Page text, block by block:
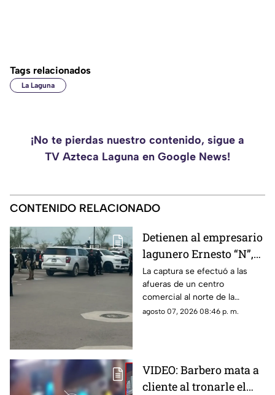
Tags relacionados
La Laguna
¡No te pierdas nuestro contenido, sigue a
TV Azteca Laguna en Google News!
CONTENIDO RELACIONADO
Detienen al empresario
lagunero Ernesto “N”,
alias “El Güino”, tras
despliegue de
seguridad en Torreón
La captura se efectuó a las
afueras de un centro
comercial al norte de la
ciudad; le habrían asegurado
agosto 07, 2026 08:46 p. m.
VIDEO: Barbero mata a
cliente al tronarle el